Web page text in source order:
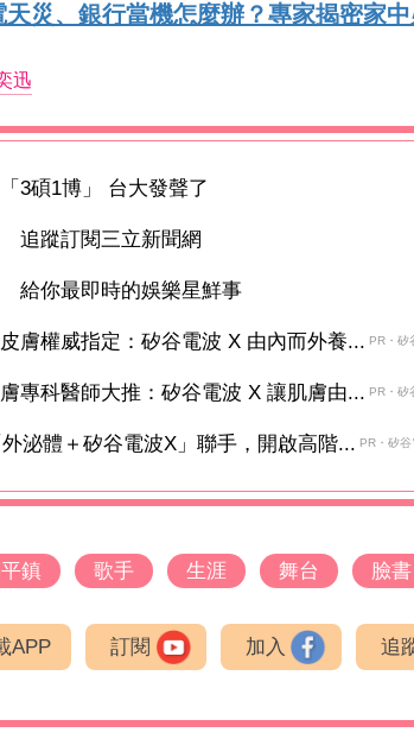
天災、銀行當機怎麼辦？專家揭密家
迅
3碩1博」 台大發聲了
追蹤訂閱三立新聞網
給你最即時的娛樂星鮮事
膚權威指定：矽谷電波 X 由內而外養... PR・矽
專科醫師大推：矽谷電波 X 讓肌膚由... PR・矽
泌體＋矽谷電波X」聯手，開啟高階... PR・矽
鎮 歌手 生涯 舞台 臉書
APP 訂閱 加入 追